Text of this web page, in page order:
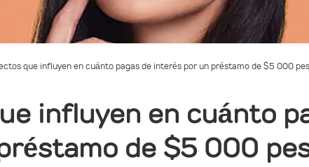
que influyen en cuánto pagas de interés por un préstamo de $5 000
influyen en cuánto
de $5 000